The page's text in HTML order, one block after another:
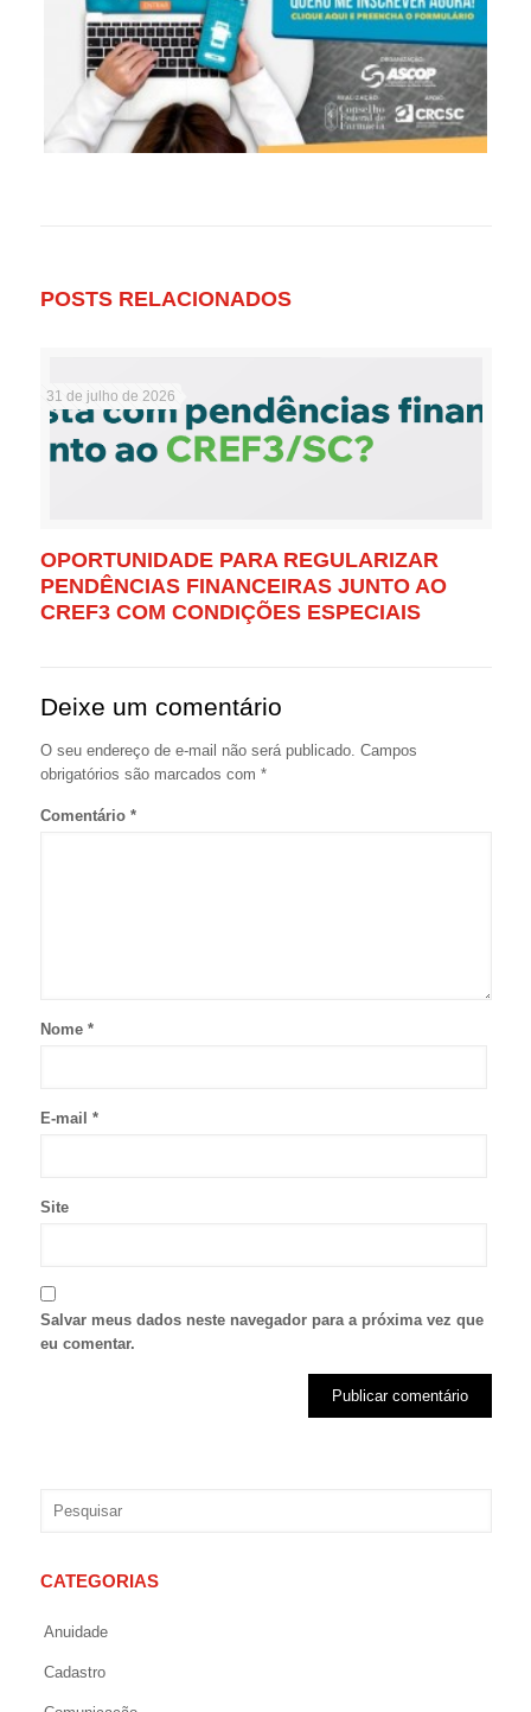
POSTS RELACIONADOS
31 de julho de 2026
OPORTUNIDADE PARA REGULARIZAR
PENDÊNCIAS FINANCEIRAS JUNTO AO
CREF3 COM CONDIÇÕES ESPECIAIS
Deixe um comentário
O seu endereço de e-mail não será publicado. Campos
obrigatórios são marcados com *
Comentário *
Nome *
E-mail *
Site
Salvar meus dados neste navegador para a próxima vez que
eu comentar.
CATEGORIAS
Anuidade
Cadastro